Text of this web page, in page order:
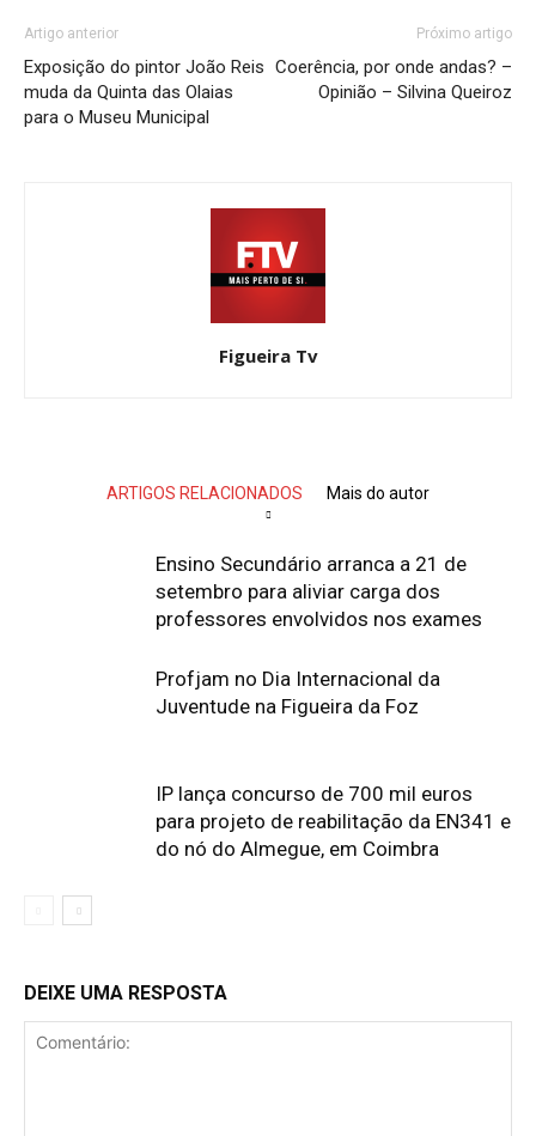
Artigo anterior
Exposição do pintor João Reis
muda da Quinta das Olaias
para o Museu Municipal
Próximo artigo
Coerência, por onde andas? –
Opinião – Silvina Queiroz
Figueira Tv
ARTIGOS RELACIONADOS Mais do autor
Ensino Secundário arranca a 21 de
setembro para aliviar carga dos
professores envolvidos nos exames
Profjam no Dia Internacional da
Juventude na Figueira da Foz
IP lança concurso de 700 mil euros
para projeto de reabilitação da EN341 e
do nó do Almegue, em Coimbra
DEIXE UMA RESPOSTA